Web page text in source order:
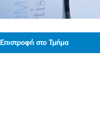
Πολιτική
Πολιτικές
Πολιτική
Επιτροπή
Κανονισμός
Κανονισμός
Διεύθυνση
Έκθεσης
Επιστροφή στο Τμήμα